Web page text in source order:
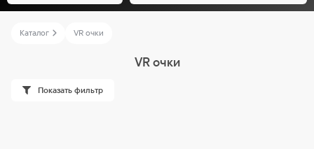
Каталог VR очки
VR очки
Показать фильтр